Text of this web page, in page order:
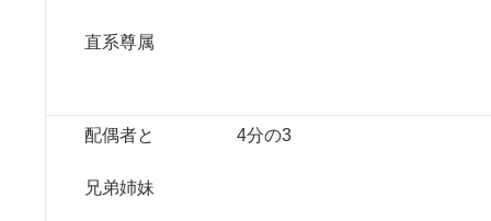
直系尊属
配偶者と
兄弟姉妹
4分の3